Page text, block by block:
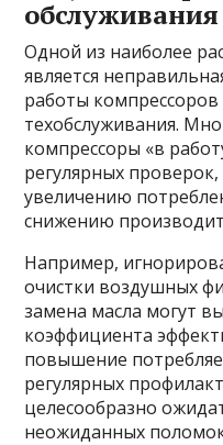
Одной из наиболее
является
работы компрессоров
техобслуживания.
компрессоры «в
регулярных
увеличению
снижению
Например,
очистки воздушных
замена масла могут
коэффициента
повышение
регулярных
целесообразно
неожиданных